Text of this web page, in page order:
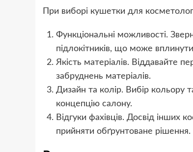
При виборі кушетки для
Функціональні можливості.
підлокітників, що може
Якість матеріалів. Віддавайте
забруднень матеріалів.
Дизайн та колір. Вибір кольору
концепцію салону.
Відгуки фахівців. Досвід інших
прийняти обґрунтоване рішення.